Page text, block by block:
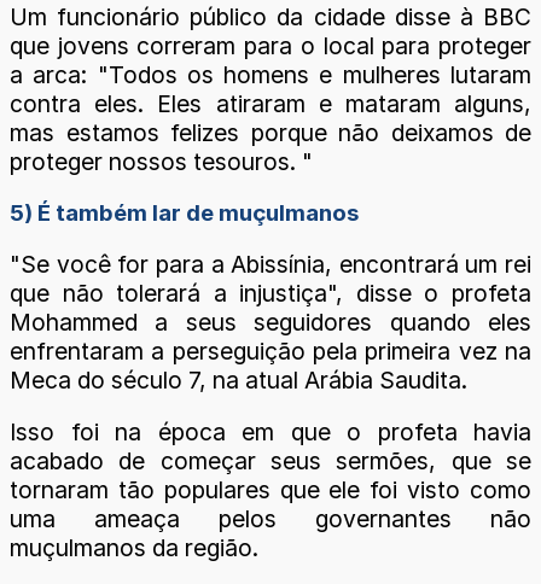
Um funcionário público da cidade disse à BBC
que jovens correram para o local para proteger
a arca: "Todos os homens e mulheres lutaram
contra eles. Eles atiraram e mataram alguns,
mas estamos felizes porque não deixamos de
proteger nossos tesouros. "
5) É também lar de muçulmanos
"Se você for para a Abissínia, encontrará um rei
que não tolerará a injustiça", disse o profeta
Mohammed a seus seguidores quando eles
enfrentaram a perseguição pela primeira vez na
Meca do século 7, na atual Arábia Saudita.
Isso foi na época em que o profeta havia
acabado de começar seus sermões, que se
tornaram tão populares que ele foi visto como
uma ameaça pelos governantes não
muçulmanos da região.